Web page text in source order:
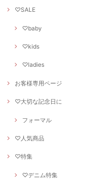
♡SALE
♡baby
♡kids
♡ladies
お客様専用ページ
♡大切な記念日に
フォーマル
♡人気商品
♡特集
♡デニム特集